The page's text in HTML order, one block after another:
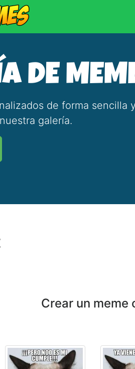
DE
de forma sencilla
galería.
Crear un meme